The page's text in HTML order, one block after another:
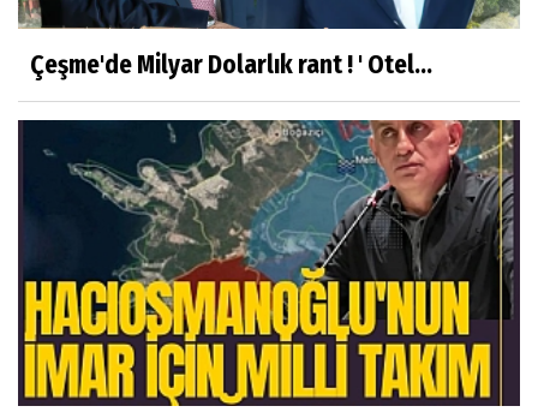
Çeşme'de Milyar Dolarlık rant ! ' Otel...